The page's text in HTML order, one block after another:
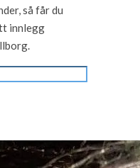
så får du
innlegg